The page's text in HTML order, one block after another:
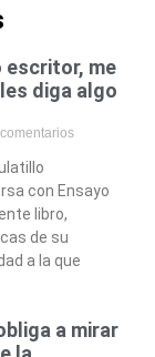
escritor, me
diga algo
con Ensayo
libro,
de su
a la que
a mirar